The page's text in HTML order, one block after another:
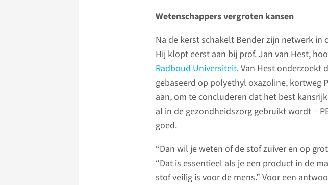
Wetenschappers vergroten kansen
Na de kerst schakelt Bender zijn netwerk
Hij klopt eerst aan bij prof. Jan van Hest,
Radboud Universiteit. Van Hest onderzoekt
gebaseerd op polyethyl oxazoline, kortweg
aan, om te concluderen dat het best
al in de gezondheidszorg gebruikt wordt –
goed.
“Dan wil je weten of de stof zuiver en op
“Dat is essentieel als je een product in de
stof veilig is voor de mens.” Voor een